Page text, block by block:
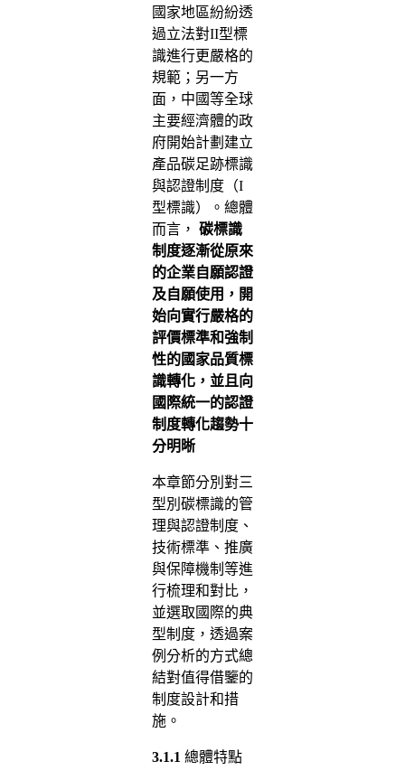
國家地區紛紛透
過立法對II型標
識進行更嚴格的
規範；另一方
面，中國等全球
主要經濟體的政
府開始計劃建立
產品碳足跡標識
與認證制度（I
型標識）。總體
而言， 碳標識
制度逐漸從原來
的企業自願認證
及自願使用，開
始向實行嚴格的
評價標準和強制
性的國家品質標
識轉化，並且向
國際統一的認證
制度轉化趨勢十
分明晰
本章節分別對三
型別碳標識的管
理與認證制度、
技術標準、推廣
與保障機制等進
行梳理和對比，
並選取國際的典
型制度，透過案
例分析的方式總
結對值得借鑒的
制度設計和措
施。
3.1.1 總體特點